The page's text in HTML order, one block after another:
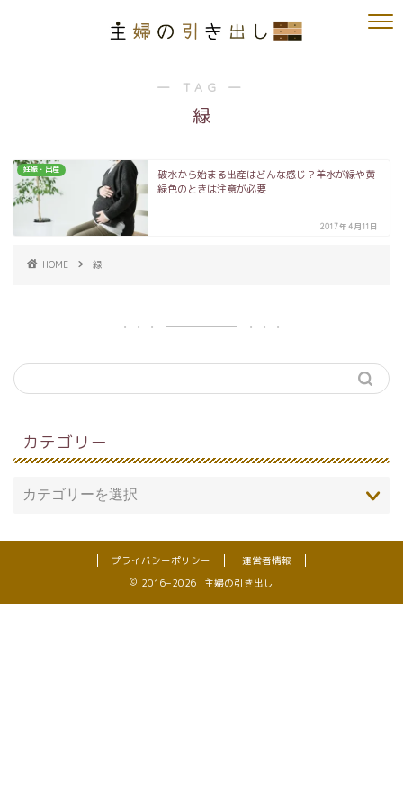
― TAG ―
緑
妊娠・出産
破水から始まる出産はどんな感じ？羊水が緑や黄
緑色のときは注意が必要
2017年4月11日
HOME 緑
カテゴリー
プライバシーポリシー
運営者情報
2016–2026 主婦の引き出し